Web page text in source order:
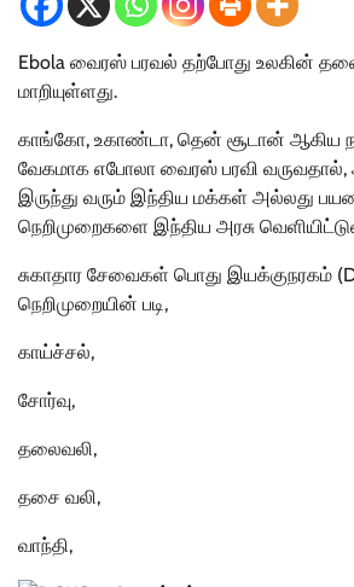
Ebola வைரஸ் பரவல் தற்போது உலகின்
மாறியுள்ளது.
காங்கோ, உகாண்டா, தென் சூடான் ஆகிய
வேகமாக எபோலா வைரஸ் பரவி வருவதால்,
இருந்து வரும் இந்திய மக்கள் அல்லது
நெறிமுறைகளை இந்திய அரசு
சுகாதார சேவைகள் பொது இயக்குநரகம்
நெறிமுறையின் படி,
காய்ச்சல்,
சோர்வு,
தலைவலி,
தசை வலி,
வாந்தி,